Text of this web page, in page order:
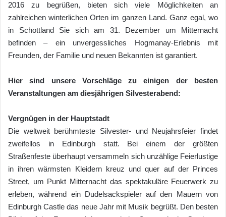
2016 zu begrüßen, bieten sich viele Möglichkeiten an
zahlreichen winterlichen Orten im ganzen Land. Ganz egal, wo
in Schottland Sie sich am 31. Dezember um Mitternacht
befinden – ein unvergessliches Hogmanay-Erlebnis mit
Freunden, der Familie und neuen Bekannten ist garantiert.
Hier sind unsere Vorschläge zu einigen der besten
Veranstaltungen am diesjährigen Silvesterabend:
Vergnügen in der Hauptstadt
Die weltweit berühmteste Silvester- und Neujahrsfeier findet
zweifellos in Edinburgh statt. Bei einem der größten
Straßenfeste überhaupt versammeln sich unzählige Feierlustige
in ihren wärmsten Kleidern kreuz und quer auf der Princes
Street, um Punkt Mitternacht das spektakuläre Feuerwerk zu
erleben, während ein Dudelsackspieler auf den Mauern von
Edinburgh Castle das neue Jahr mit Musik begrüßt. Den besten